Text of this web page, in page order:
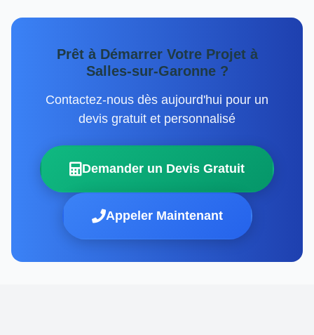
Prêt à Démarrer Votre Projet à
Salles-sur-Garonne ?
Contactez-nous dès aujourd'hui pour un
devis gratuit et personnalisé
Demander un Devis Gratuit
Appeler Maintenant